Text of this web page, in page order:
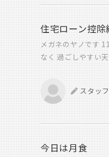
住宅ローン控
メガネのヤノです
なく 過ごしやすい
冬支度を整えてい
て完成見学会を開
たばかりのALP展
日の新聞記事より
残高の1％が控除さ
れる見込みのよう
総額で受けられる
スタッ
今日は月食